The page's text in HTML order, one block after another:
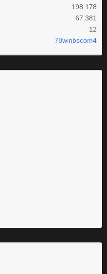
198.178
67.381
12
78winbscom4